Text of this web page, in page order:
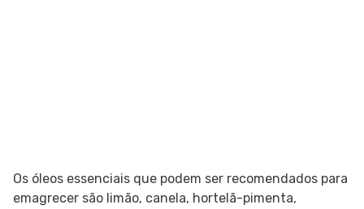
Os óleos essenciais que podem ser recomendados para
emagrecer são limão, canela, hortelã-pimenta,